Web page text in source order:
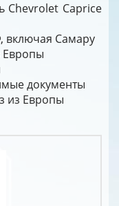
Chevrolet Caprice
включая Самару
Европы
документы
из Европы